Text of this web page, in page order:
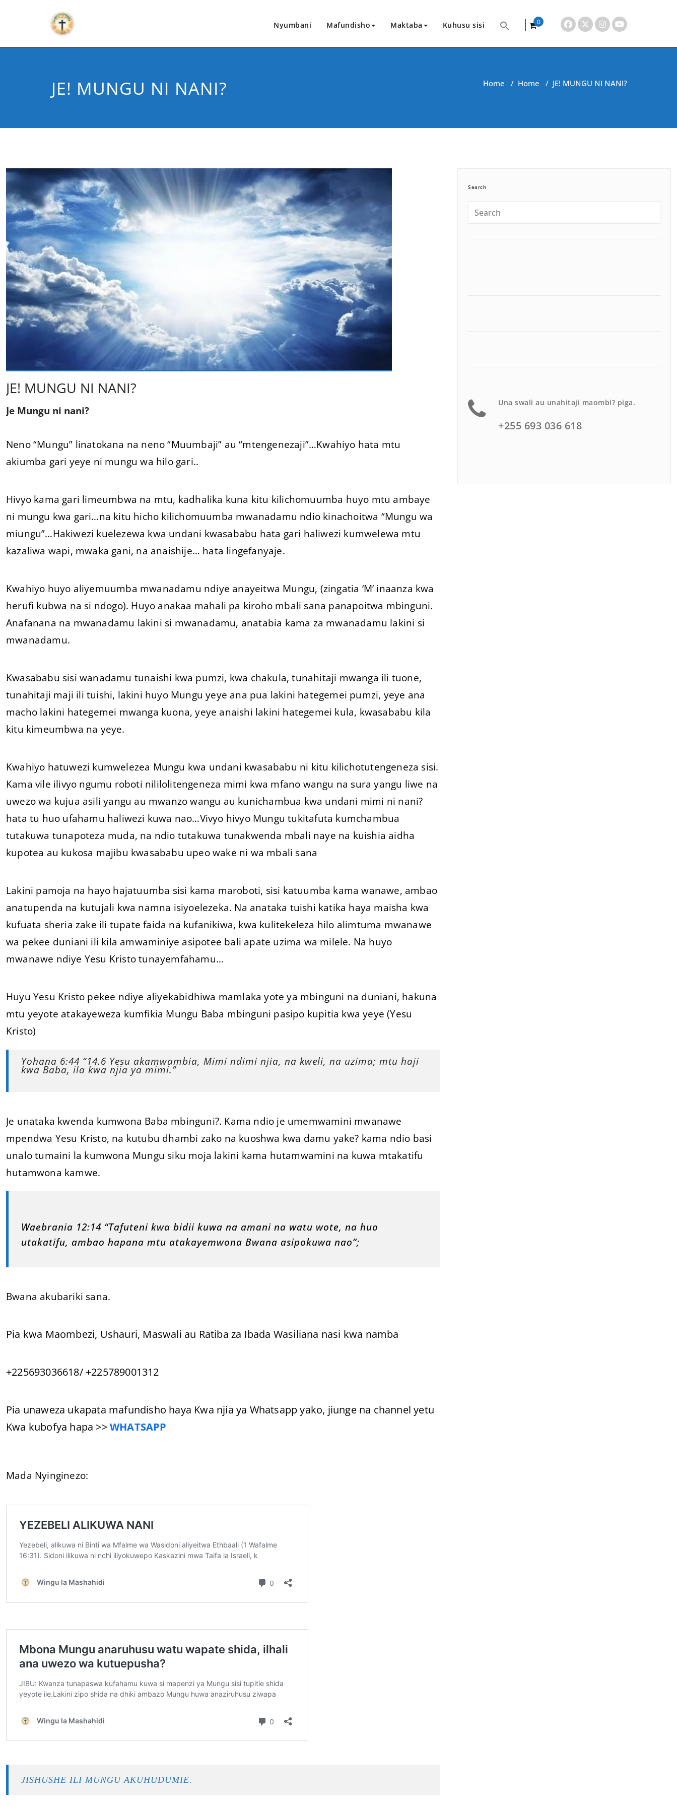
Nyumbani Mafundisho Maktaba Kuhusu sisi
0
JE! MUNGU NI NANI? Home / Home / JE! MUNGU NI NANI?
JE! MUNGU NI NANI?
Je Mungu ni nani?
Neno “Mungu” linatokana na neno “Muumbaji” au “mtengenezaji”…Kwahiyo hata mtu
akiumba gari yeye ni mungu wa hilo gari..
Hivyo kama gari limeumbwa na mtu, kadhalika kuna kitu kilichomuumba huyo mtu ambaye
ni mungu kwa gari…na kitu hicho kilichomuumba mwanadamu ndio kinachoitwa “Mungu wa
miungu”…Hakiwezi kuelezewa kwa undani kwasababu hata gari haliwezi kumwelewa mtu
kazaliwa wapi, mwaka gani, na anaishije… hata lingefanyaje.
Kwahiyo huyo aliyemuumba mwanadamu ndiye anayeitwa Mungu, (zingatia ‘M’ inaanza kwa
herufi kubwa na si ndogo). Huyo anakaa mahali pa kiroho mbali sana panapoitwa mbinguni.
Anafanana na mwanadamu lakini si mwanadamu, anatabia kama za mwanadamu lakini si
mwanadamu.
Kwasababu sisi wanadamu tunaishi kwa pumzi, kwa chakula, tunahitaji mwanga ili tuone,
tunahitaji maji ili tuishi, lakini huyo Mungu yeye ana pua lakini hategemei pumzi, yeye ana
macho lakini hategemei mwanga kuona, yeye anaishi lakini hategemei kula, kwasababu kila
kitu kimeumbwa na yeye.
Kwahiyo hatuwezi kumwelezea Mungu kwa undani kwasababu ni kitu kilichotutengeneza sisi.
Kama vile ilivyo ngumu roboti nililolitengeneza mimi kwa mfano wangu na sura yangu liwe na
uwezo wa kujua asili yangu au mwanzo wangu au kunichambua kwa undani mimi ni nani?
hata tu huo ufahamu haliwezi kuwa nao…Vivyo hivyo Mungu tukitafuta kumchambua
tutakuwa tunapoteza muda, na ndio tutakuwa tunakwenda mbali naye na kuishia aidha
kupotea au kukosa majibu kwasababu upeo wake ni wa mbali sana
Lakini pamoja na hayo hajatuumba sisi kama maroboti, sisi katuumba kama wanawe, ambao
anatupenda na kutujali kwa namna isiyoelezeka. Na anataka tuishi katika haya maisha kwa
kufuata sheria zake ili tupate faida na kufanikiwa, kwa kulitekeleza hilo alimtuma mwanawe
wa pekee duniani ili kila amwaminiye asipotee bali apate uzima wa milele. Na huyo
mwanawe ndiye Yesu Kristo tunayemfahamu…
Huyu Yesu Kristo pekee ndiye aliyekabidhiwa mamlaka yote ya mbinguni na duniani, hakuna
mtu yeyote atakayeweza kumfikia Mungu Baba mbinguni pasipo kupitia kwa yeye (Yesu
Kristo)
Yohana 6:44 “14.6 Yesu akamwambia, Mimi ndimi njia, na kweli, na uzima; mtu haji
kwa Baba, ila kwa njia ya mimi.”
Je unataka kwenda kumwona Baba mbinguni?. Kama ndio je umemwamini mwanawe
mpendwa Yesu Kristo, na kutubu dhambi zako na kuoshwa kwa damu yake? kama ndio basi
unalo tumaini la kumwona Mungu siku moja lakini kama hutamwamini na kuwa mtakatifu
hutamwona kamwe.
Waebrania 12:14 “Tafuteni kwa bidii kuwa na amani na watu wote, na huo
utakatifu, ambao hapana mtu atakayemwona Bwana asipokuwa nao”;
Bwana akubariki sana.
Pia kwa Maombezi, Ushauri, Maswali au Ratiba za Ibada Wasiliana nasi kwa namba
+225693036618/ +225789001312
Pia unaweza ukapata mafundisho haya Kwa njia ya Whatsapp yako, jiunge na channel yetu
Kwa kubofya hapa >>WHATSAPP
Mada Nyinginezo:
JISHUSHE ILI MUNGU AKUHUDUMIE.
Search
Una swali au unahitaji maombi? piga.
+255 693 036 618